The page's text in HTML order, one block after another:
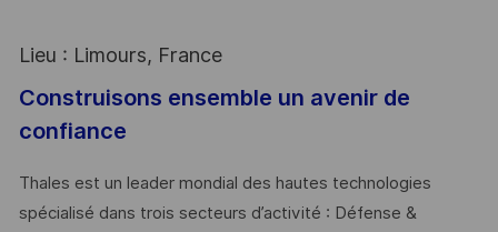
Lieu : Limours, France
Construisons ensemble un avenir de
confiance
Thales est un leader mondial des hautes technologies
spécialisé dans trois secteurs d’activité : Défense &